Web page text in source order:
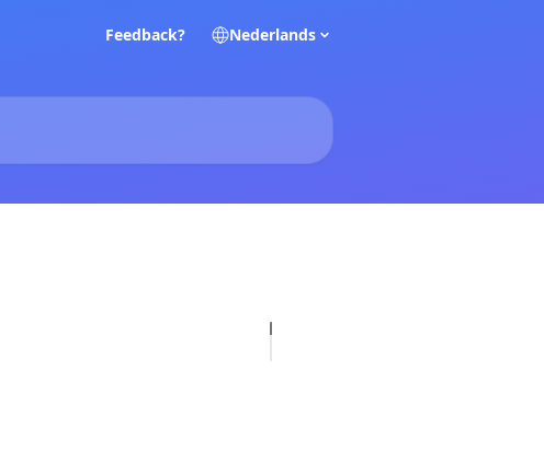
Feedback? Nederlands